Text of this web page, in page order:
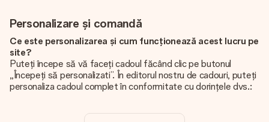
Personalizare și comandă
Ce este personalizarea și cum funcționează acest lucru pe
site?
Puteți începe să vă faceți cadoul făcând clic pe butonul
„Începeți să personalizati”. În editorul nostru de cadouri, puteți
personaliza cadoul complet în conformitate cu dorințele dvs.: